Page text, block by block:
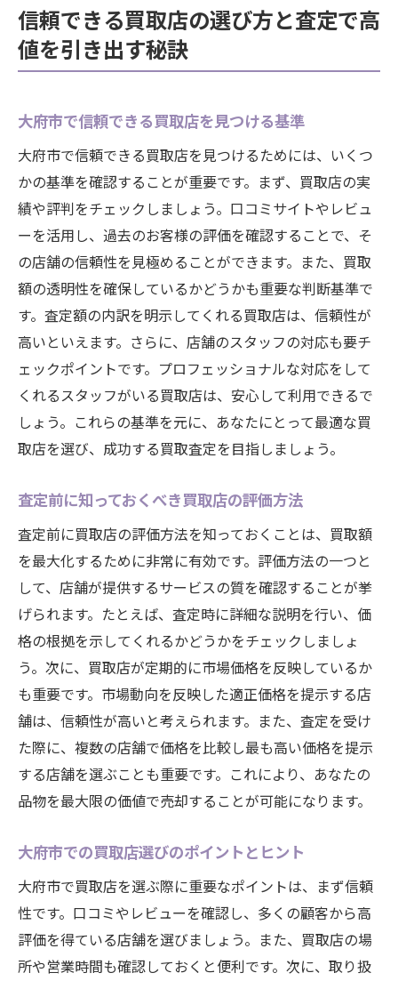
備
買取査定で最大限の価値を引き出すためのプロ
のアドバイス
ドルール
大府市の買取査定プロが教える高値のコツ
査定前に行うべき効果的なアイテムの準備
法
大府市での買取査定を成功へ導くプロの視
点
買取査定プロが勧める最適なアプローチ
査定で最大の価値を確保するための交渉術
信頼できる買取店の選び方と査定で高
値を引き出す秘訣
大府市で信頼できる買取店を見つける基準
大府市で信頼できる買取店を見つけるためには、いくつ
かの基準を確認することが重要です。まず、買取店の実
績や評判をチェックしましょう。口コミサイトやレビュ
ーを活用し、過去のお客様の評価を確認することで、そ
の店舗の信頼性を見極めることができます。また、買取
額の透明性を確保しているかどうかも重要な判断基準で
す。査定額の内訳を明示してくれる買取店は、信頼性が
高いといえます。さらに、店舗のスタッフの対応も要チ
ェックポイントです。プロフェッショナルな対応をして
くれるスタッフがいる買取店は、安心して利用できるで
しょう。これらの基準を元に、あなたにとって最適な買
取店を選び、成功する買取査定を目指しましょう。
査定前に知っておくべき買取店の評価方法
査定前に買取店の評価方法を知っておくことは、買取額
を最大化するために非常に有効です。評価方法の一つと
して、店舗が提供するサービスの質を確認することが挙
げられます。たとえば、査定時に詳細な説明を行い、価
格の根拠を示してくれるかどうかをチェックしましょ
う。次に、買取店が定期的に市場価格を反映しているか
も重要です。市場動向を反映した適正価格を提示する店
舗は、信頼性が高いと考えられます。また、査定を受け
た際に、複数の店舗で価格を比較し最も高い価格を提示
する店舗を選ぶことも重要です。これにより、あなたの
品物を最大限の価値で売却することが可能になります。
大府市での買取店選びのポイントとヒント
大府市で買取店を選ぶ際に重要なポイントは、まず信頼
性です。口コミやレビューを確認し、多くの顧客から高
評価を得ている店舗を選びましょう。また、買取店の場
所や営業時間も確認しておくと便利です。次に、取り扱